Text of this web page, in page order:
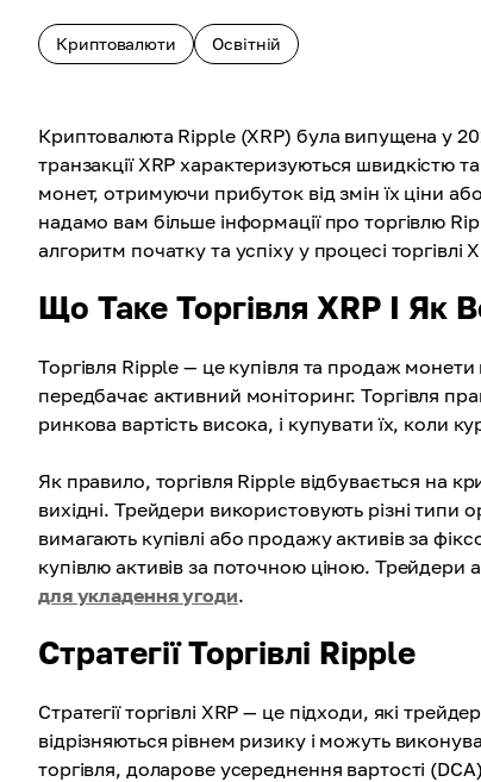
Криптовалюти Освітній
Криптовалюта Ripple (XRP) була випущена у
транзакції XRP характеризуються
монет, отримуючи прибуток від змін їх ціни
надамо вам більше інформації про торгівлю
алгоритм початку та успіху у процесі торгівлі
Що Таке Торгівля XRP І Як
Торгівля Ripple — це купівля та продаж
передбачає активний моніторинг. Торгівля
ринкова вартість висока, і купувати їх, коли
Як правило, торгівля Ripple відбувається на
вихідні. Трейдери використовують різні типи
вимагають купівлі або продажу активів за
купівлю активів за поточною ціною.
для укладення угоди.
Стратегії Торгівлі Ripple
Стратегії торгівлі XRP — це підходи, які
відрізняються рівнем ризику і можуть
торгівля, доларове усереднення вартості